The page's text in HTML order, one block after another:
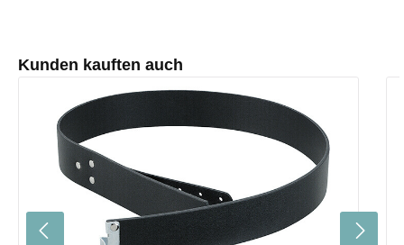
Produktgalerie überspringen
Kunden kauften auch